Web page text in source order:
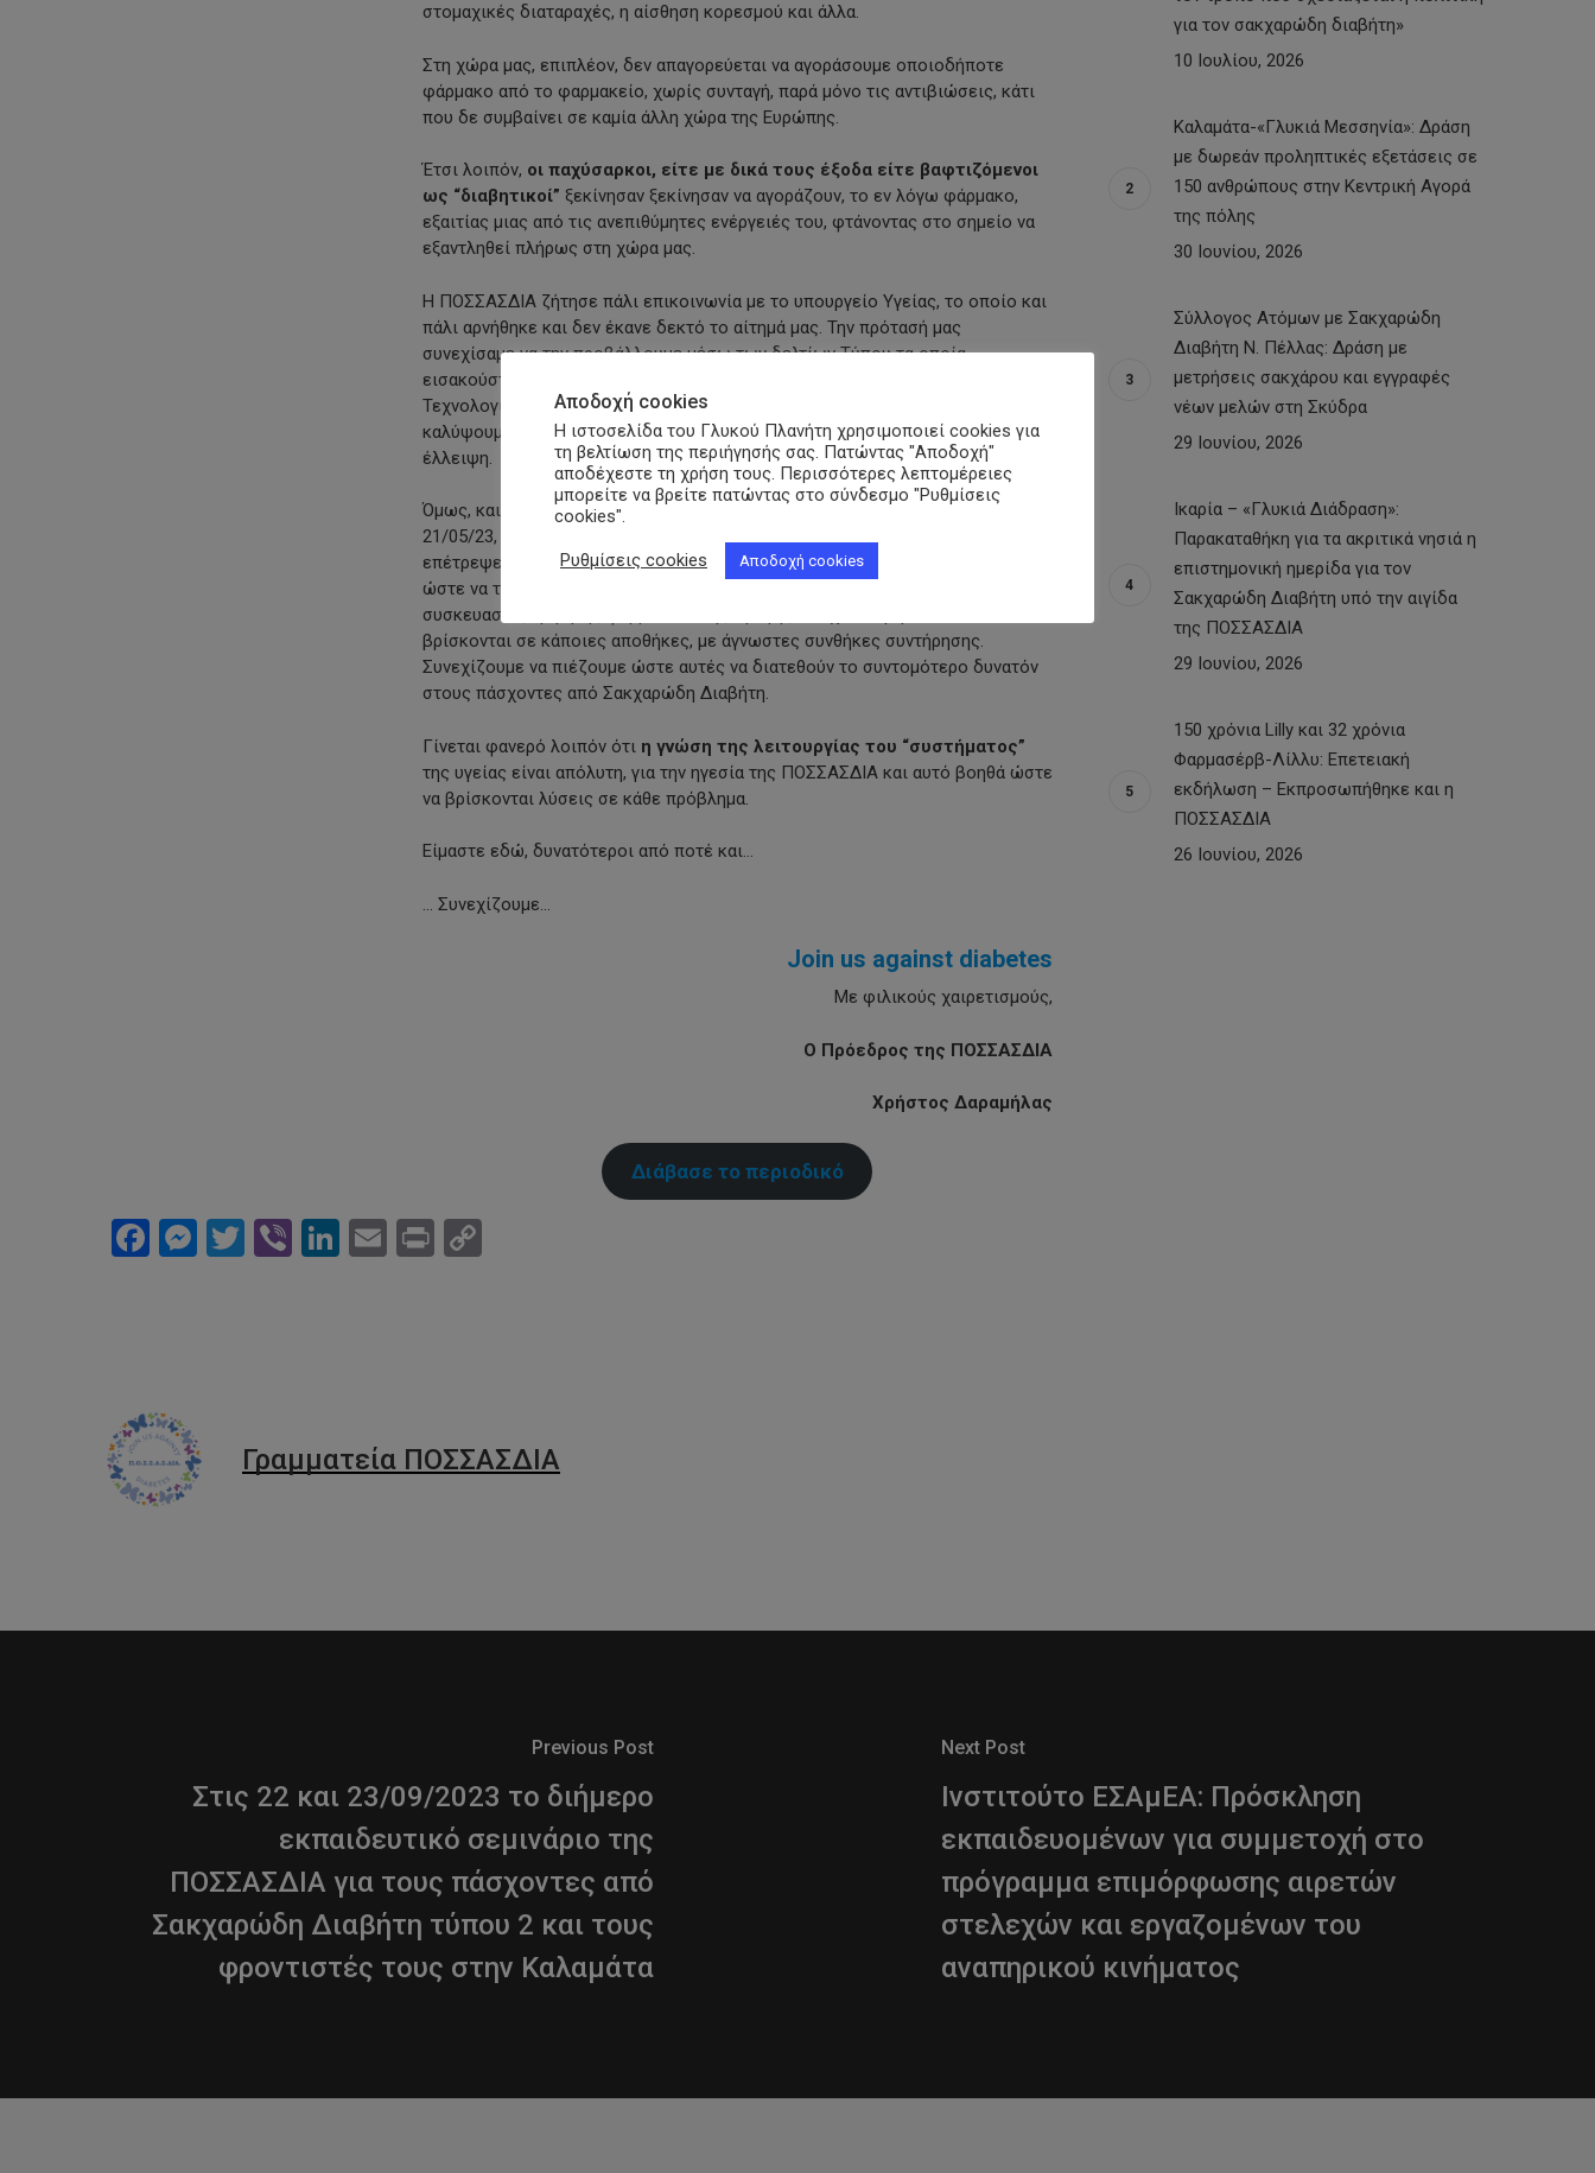
στομαχικές διαταραχές, η αίσθηση κορεσμού και άλλα.
Στη χώρα μας, επιπλέον, δεν απαγορεύεται να αγοράσουμε οποιοδήποτε
φάρμακο από το φαρμακείο, χωρίς συνταγή, παρά μόνο τις αντιβιώσεις, κάτι
που δε συμβαίνει σε καμία άλλη χώρα της Ευρώπης.
Έτσι λοιπόν, οι παχύσαρκοι, είτε με δικά τους έξοδα είτε βαφτιζόμενοι
ως “διαβητικοί” ξεκίνησαν ξεκίνησαν να αγοράζουν, το εν λόγω φάρμακο,
εξαιτίας μιας από τις ανεπιθύμητες ενέργειές του, φτάνοντας στο σημείο να
εξαντληθεί πλήρως στη χώρα μας.
Η ΠΟΣΣΑΣΔΙΑ ζήτησε πάλι επικοινωνία με το υπουργείο Υγείας, το οποίο και
πάλι αρνήθηκε και δεν έκανε δεκτό το αίτημά μας. Την πρότασή μας
συνεχίσαμε να την προβάλλουμε μέσω των δελτίων Τύπου τα οποία
εισακούστηκαν τελικά και μέσω του Ινστιτούτου Φαρμακευτικής Έρευνας &
Τεχνολογίας (ΙΦΕΤ) αγοράσαμε και φέραμε στην Ελλάδα τα φάρμακα για να
καλύψουμε 2 μήνες μέχρι η εταιρία που τα εισάγει να αποκαταστήσει την
έλλειψη.
Όμως, και ενώ είμαστε στην τελευταία εβδομάδα πριν τις εκλογές στις
21/05/23, ο Πρόεδρος του Εθνικού Οργανισμού Φαρμάκων (ΕΟΦ) δεν
επέτρεψε να διανεμηθούν όλες οι ποσότητες του συγκεκριμένου φαρμάκου
ώστε να τις πάρουν οι άνθρωποι που τα χρειάζονται. Αποτέλεσμα 3.750
συσκευασίες τρίμηνης φαρμακευτικής αγωγής να έχουν αγοραστεί και να
βρίσκονται σε κάποιες αποθήκες, με άγνωστες συνθήκες συντήρησης.
Συνεχίζουμε να πιέζουμε ώστε αυτές να διατεθούν το συντομότερο δυνατόν
στους πάσχοντες από Σακχαρώδη Διαβήτη.
Γίνεται φανερό λοιπόν ότι η γνώση της λειτουργίας του “συστήματος”
της υγείας είναι απόλυτη, για την ηγεσία της ΠΟΣΣΑΣΔΙΑ και αυτό βοηθά ώστε
να βρίσκονται λύσεις σε κάθε πρόβλημα.
Είμαστε εδώ, δυνατότεροι από ποτέ και…
… Συνεχίζουμε…
Join us against diabetes
Με φιλικούς χαιρετισμούς,
Ο Πρόεδρος της ΠΟΣΣΑΣΔΙΑ
Χρήστος Δαραμήλας
Διάβασε το περιοδικό
Facebook
Messenger
Twitter
ViberLinkedIn
Email
Print
Γραμματεία ΠΟΣΣΑΣΔΙΑ
για τον σακχαρώδη διαβήτη»
10 Ιουλίου, 2026
Καλαμάτα-«Γλυκιά Μεσσηνία»: Δράση
με δωρεάν προληπτικές εξετάσεις σε
150 ανθρώπους στην Κεντρική Αγορά
της πόλης
30 Ιουνίου, 2026
Σύλλογος Ατόμων με Σακχαρώδη
Διαβήτη Ν. Πέλλας: Δράση με
μετρήσεις σακχάρου και εγγραφές
νέων μελών στη Σκύδρα
29 Ιουνίου, 2026
Ικαρία – «Γλυκιά Διάδραση»:
Παρακαταθήκη για τα ακριτικά νησιά η
επιστημονική ημερίδα για τον
Σακχαρώδη Διαβήτη υπό την αιγίδα
της ΠΟΣΣΑΣΔΙΑ
29 Ιουνίου, 2026
150 χρόνια Lilly και 32 χρόνια
Φαρμασέρβ-Λίλλυ: Eπετειακή
εκδήλωση – Εκπροσωπήθηκε και η
ΠΟΣΣΑΣΔΙΑ
26 Ιουνίου, 2026
Previous Post
Στις 22 και 23/09/2023 το διήμερο
εκπαιδευτικό σεμινάριο της
ΠΟΣΣΑΣΔΙΑ για τους πάσχοντες από
Σακχαρώδη Διαβήτη τύπου 2 και τους
φροντιστές τους στην Καλαμάτα
Next Post
Ινστιτούτο ΕΣΑμΕΑ: Πρόσκληση
εκπαιδευομένων για συμμετοχή στο
πρόγραμμα επιμόρφωσης αιρετών
στελεχών και εργαζομένων του
αναπηρικού κινήματος
Αποδοχή cookies
Η ιστοσελίδα του Γλυκού Πλανήτη χρησιμοποιεί cookies για
τη βελτίωση της περιήγησής σας. Πατώντας "Αποδοχή"
αποδέχεστε τη χρήση τους. Περισσότερες λεπτομέρειες
μπορείτε να βρείτε πατώντας στο σύνδεσμο "Ρυθμίσεις
cookies".
Ρυθμίσεις cookies Αποδοχή cookies